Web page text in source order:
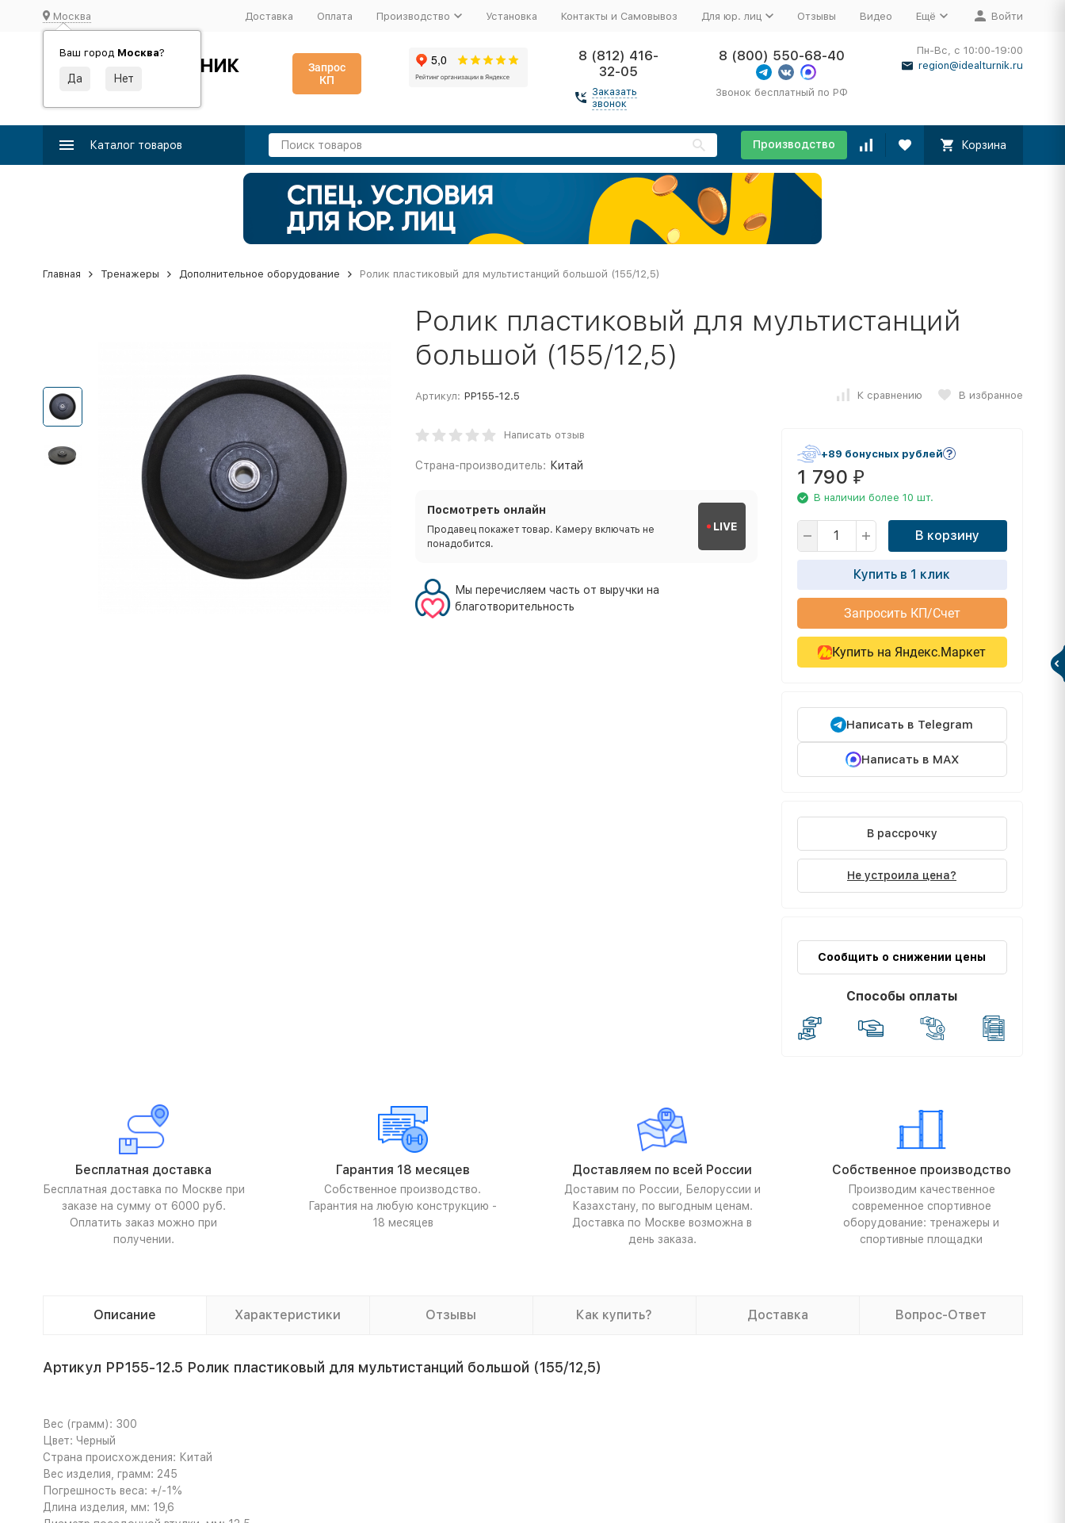
Москва
Ваш город Москва?
Доставка Оплата Производство Установка Контакты и Самовывоз Для юр. лиц Отзывы Видео Ещё Войти
ИДЕАЛЬНЫЙ ТУРНИК
Производство и поставка спортивного оборудования
Запрос
КП
8 (812) 416-
32-05
Заказать
звонок
8 (800) 550-68-40
Звонок бесплатный по РФ
Пн-Вс, с 10:00-19:00
region@idealturnik.ru
Каталог товаров Производство Корзина
Главная Тренажеры Дополнительное оборудование Ролик пластиковый для мультистанций большой (155/12,5)
Ролик пластиковый для мультистанций
большой (155/12,5)
Артикул: PP155-12.5 К сравнению В избранное
Написать отзыв
Страна-производитель: Китай
Посмотреть онлайн
Продавец покажет товар. Камеру включать не
понадобится.
LIVE
Мы перечисляем часть от выручки на
благотворительность
+89 бонусных рублей
1 790 ₽
В наличии более 10 шт.
В корзину
Купить в 1 клик
Запросить КП/Счет
Купить на Яндекс.Маркет
Написать в Telegram
Написать в MAX
В рассрочку
Не устроила цена?
Сообщить о снижении цены
Способы оплаты
Бесплатная доставка
Бесплатная доставка по Москве при
заказе на сумму от 6000 руб.
Оплатить заказ можно при
получении.
Гарантия 18 месяцев
Собственное производство.
Гарантия на любую конструкцию -
18 месяцев
Доставляем по всей России
Доставим по России, Белоруссии и
Казахстану, по выгодным ценам.
Доставка по Москве возможна в
день заказа.
Собственное производство
Производим качественное
современное спортивное
оборудование: тренажеры и
спортивные площадки
Описание Характеристики Отзывы Как купить? Доставка Вопрос-Ответ
Артикул PP155-12.5 Ролик пластиковый для мультистанций большой (155/12,5)
Вес (грамм): 300
Цвет: Черный
Страна происхождения: Китай
Вес изделия, грамм: 245
Погрешность веса: +/-1%
Длина изделия, мм: 19,6